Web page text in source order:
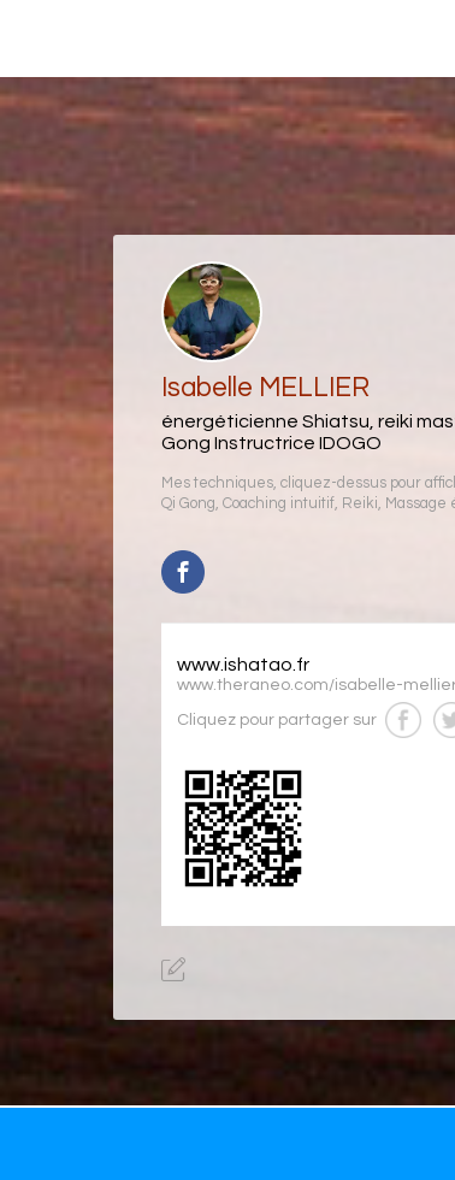
Isabelle MELLIER
énergéticienne Shiatsu, reiki
Gong Instructrice IDOGO
Mes techniques, cliquez-dessus pour
Qi Gong,Coaching intuitif, Reiki,
www.ishatao.fr
www.theraneo.com/isabelle-
Cliquez pour partager sur